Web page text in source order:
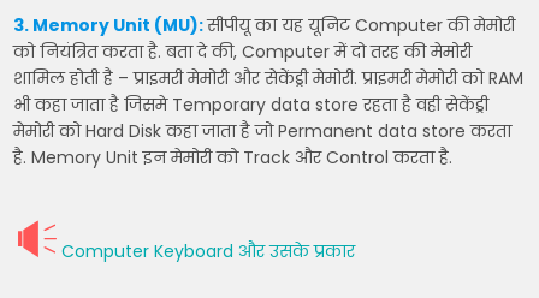
3. Memory Unit (MU):सीपीयू का यह यूनिट Computer की मेमोरी
को नियंत्रित करता है. बता दे की, Computer में दो तरह की मेमोरी
शामिल होती है – प्राइमरी मेमोरी और सेकेंड्री मेमोरी. प्राइमरी मेमोरी को RAM
भी कहा जाता है जिसमे Temporary data store रहता है वही सेकेंड्री
मेमोरी को Hard Disk कहा जाता है जो Permanent data store करता
है. Memory Unit इन मेमोरी को Track और Control करता है.
Computer Keyboard और उसके प्रकार